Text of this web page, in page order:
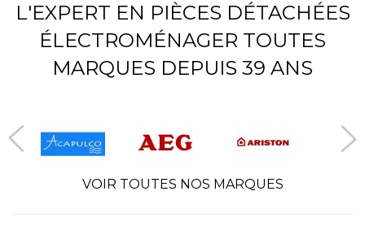
L'EXPERT EN PIÈCES DÉTACHÉES
ÉLECTROMÉNAGER TOUTES
MARQUES DEPUIS 39 ANS
VOIR TOUTES NOS MARQUES